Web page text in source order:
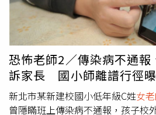
官網）台師大教育系教授王麗雲則
力考量而須過濾退休名額，建議
建立退休排序辦法，讓重大疾病、
優先退休，除了保障教師權益，也
學品質的傷害。新竹縣政府教育局
老師是臨時遞件退休，教育局人事
件調查中，因此簽出的意見建請「
才暫不核准郭老師退休案。林益洲
興感嘆，其實還是有很多懷抱教育
但是如果教學環境持續險惡下去
意進入職場，這是全民之福嗎？他
山，師培教授就像登山口守衛者，
不能阻止年輕一輩登山，無奈眼睜
情走進去，「擔心最後再滿身傷痕
具名師培學者則控訴，「校事會議
行系助理教授莊國榮，他因著與教
及皮膚損傷檢查後，確診朵朵患上
幼童皮膚屏障功能尚未完善，角
富，對外界刺激物抵抗力遠低於成
分裝飾貼紙為了保持黏性和鮮豔，
敏香精，直接接觸皮膚極易引發紅
應，嚴重時出現糜爛、滲出及結痂
師特別提醒，近年因貼紙、紋身貼
炎的案例逐年增加，尤其在幼兒園
恐怖老師2／傳染病不通報
訴家長 國小師離譜行徑
新北市某新建校國小低年級C姓女
曾隱瞞班上傳染病不通報，孩子校